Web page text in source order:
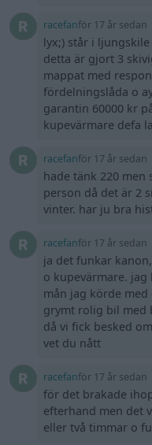
racefanför 17 år sedan
lyx;) står i
detta är gjort 3
mappat med
fördelningslåda o
garantin 60000 kr
kupevärmare defa
racefanför 17 år sedan
hade tänk 220
person då det är 2
vinter. har ju bra
racefanför 17 år sedan
ja det funkar
o kupevärmare.
mån jag körde
grymt rolig bil med
då vi fick besked
vet du nått
racefanför 17 år sedan
för det brakade
efterhand men det
eller två timmar o